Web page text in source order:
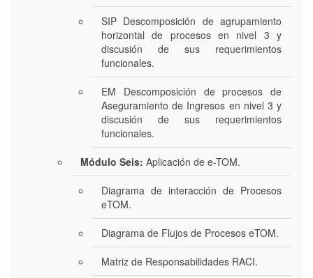
SIP Descomposición de agrupamiento
horizontal de procesos en nivel 3 y
discusión de sus requerimientos
funcionales.
EM Descomposición de procesos de
Aseguramiento de Ingresos en nivel 3 y
discusión de sus requerimientos
funcionales.
Módulo Seis: Aplicación de e-TOM.
Diagrama de interacción de Procesos
eTOM.
Diagrama de Flujos de Procesos eTOM.
Matriz de Responsabilidades RACI.